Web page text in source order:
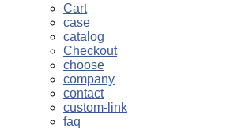
Cart
case
catalog
Checkout
choose
company
contact
custom-link
faq